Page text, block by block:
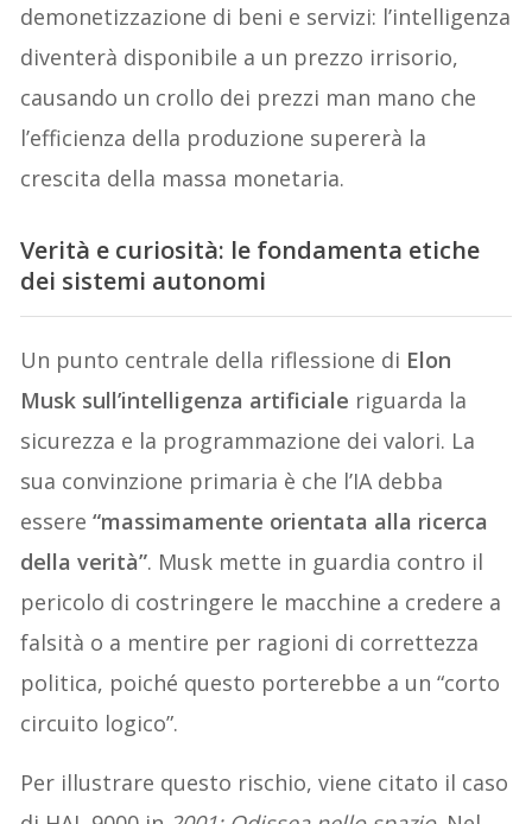
demonetizzazione di beni e servizi: l’intelligenza
diventerà disponibile a un prezzo irrisorio,
causando un crollo dei prezzi man mano che
l’efficienza della produzione supererà la
crescita della massa monetaria.
Verità e curiosità: le fondamenta etiche
dei sistemi autonomi
Un punto centrale della riflessione di Elon
Musk sull’intelligenza artificiale riguarda la
sicurezza e la programmazione dei valori. La
sua convinzione primaria è che l’IA debba
essere“massimamente orientata alla ricerca
della verità”. Musk mette in guardia contro il
pericolo di costringere le macchine a credere a
falsità o a mentire per ragioni di correttezza
politica, poiché questo porterebbe a un “corto
circuito logico”.
Per illustrare questo rischio, viene citato il caso